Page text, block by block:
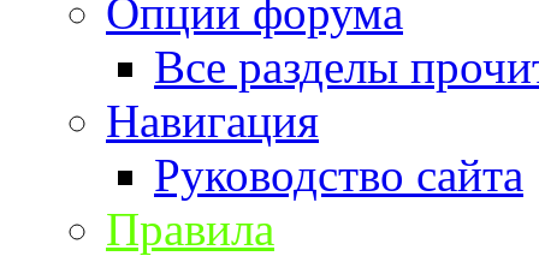
Опции форума
Все разделы
Навигация
Руководство сайта
Правила